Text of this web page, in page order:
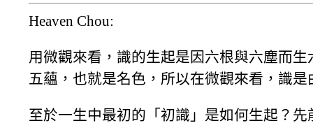
Heaven Chou:
用微觀來看，識的生起是因六根與六塵而
五蘊，也就是名色，所以在微觀來看，識
至於一生中最初的「初識」是如何生起？